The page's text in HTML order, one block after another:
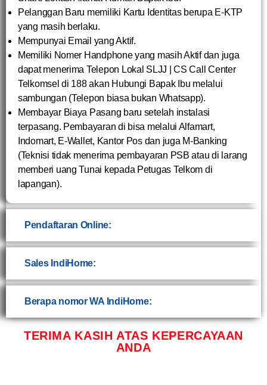
Pelanggan Baru memiliki Kartu Identitas berupa E-KTP
yang masih berlaku.
Mempunyai Email yang Aktif.
Memiliki Nomer Handphone yang masih Aktif dan juga
dapat menerima Telepon Lokal SLJJ | CS Call Center
Telkomsel di 188 akan Hubungi Bapak Ibu melalui
sambungan (Telepon biasa bukan Whatsapp).
Membayar Biaya Pasang baru setelah instalasi
terpasang. Pembayaran di bisa melalui Alfamart,
Indomart, E-Wallet, Kantor Pos dan juga M-Banking
(Teknisi tidak menerima pembayaran PSB atau di larang
memberi uang Tunai kepada Petugas Telkom di
lapangan).
Pendaftaran Online:
Sales IndiHome:
Berapa nomor WA IndiHome:
TERIMA KASIH ATAS KEPERCAYAAN
ANDA